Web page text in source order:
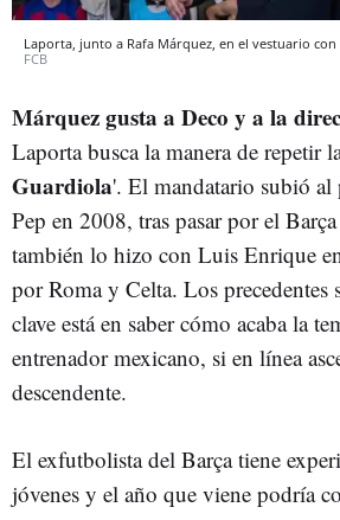
Laporta, junto a Rafa Márquez, en el vestuario
FCB
Márquez gusta a Deco y a la
Laporta busca la manera de repetir
Guardiola'. El mandatario subió
Pep en 2008, tras pasar por el
también lo hizo con Luis Enrique
por Roma y Celta. Los precedentes
clave está en saber cómo acaba la
entrenador mexicano, si en línea
descendente.
El exfutbolista del Barça tiene
jóvenes y el año que viene podría